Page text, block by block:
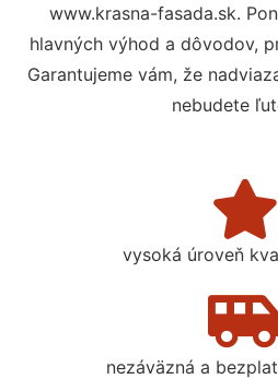
www.krasna-fasada.sk.
hlavných výhod a dôvodov,
Garantujeme vám, že
nebudete
vysoká úroveň
nezáväzná a